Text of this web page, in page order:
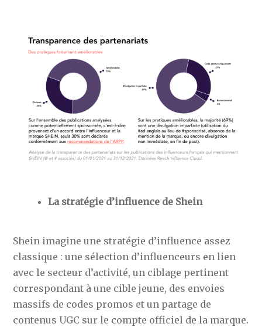
La stratégie d’influence de Shein
Shein imagine une stratégie d’influence assez
classique : une sélection d’influenceurs en lien
avec le secteur d’activité, un ciblage pertinent
correspondant à une cible jeune, des envoies
massifs de codes promos et un partage de
contenus UGC sur le compte officiel de la marque.